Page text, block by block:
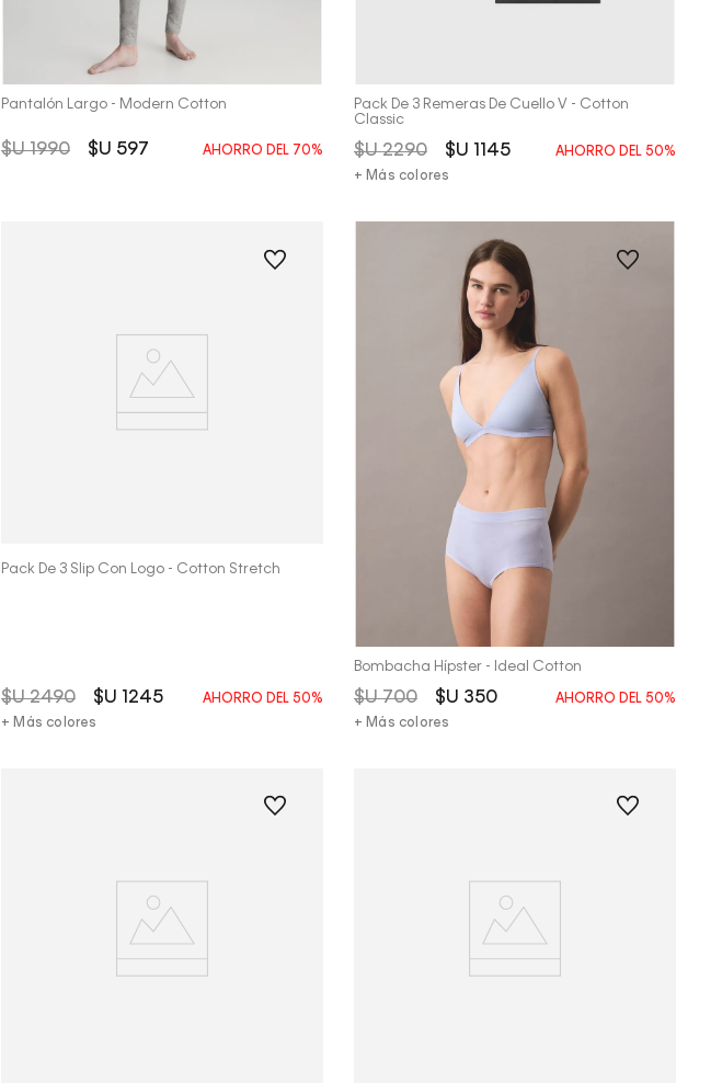
Vista Rápida
Pantalón Largo - Modern Cotton
$U 1990 $U 597 AHORRO DEL 70%
Pack De 3 Remeras De Cuello V - Cotton
Classic
$U 2290 $U 1145 AHORRO DEL 50%
+ Más colores
Pack De 3 Slip Con Logo - Cotton Stretch
$U 2490 $U 1245 AHORRO DEL 50%
+ Más colores
Vista Rápida
Bombacha Hípster - Ideal Cotton
$U 700 $U 350 AHORRO DEL 50%
+ Más colores